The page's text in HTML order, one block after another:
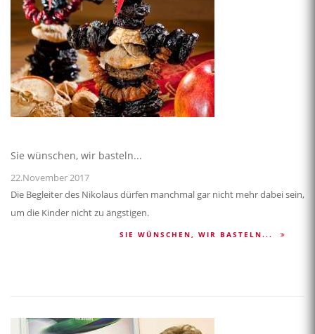
Sie wünschen, wir basteln...
22.November 2017
Die Begleiter des Nikolaus dürfen manchmal gar nicht mehr dabei sein,
um die Kinder nicht zu ängstigen.
SIE WÜNSCHEN, WIR BASTELN...